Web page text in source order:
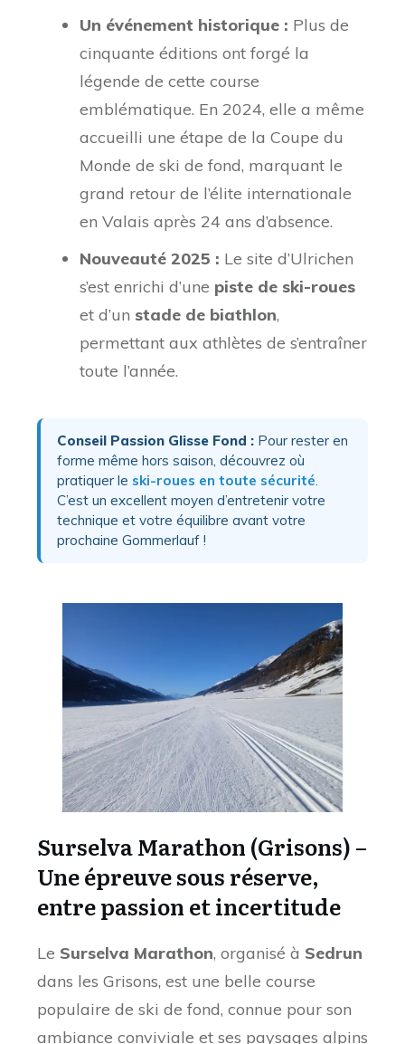
Un événement historique : Plus de
cinquante éditions ont forgé la
légende de cette course
emblématique. En 2024, elle a même
accueilli une étape de la Coupe du
Monde de ski de fond, marquant le
grand retour de l’élite internationale
en Valais après 24 ans d’absence.
Nouveauté 2025 : Le site d’Ulrichen
s’est enrichi d’une piste de ski-roues
et d’un stade de biathlon,
permettant aux athlètes de s’entraîner
toute l’année.
Conseil Passion Glisse Fond : Pour rester en
forme même hors saison, découvrez où
pratiquer le ski-roues en toute sécurité.
C’est un excellent moyen d’entretenir votre
technique et votre équilibre avant votre
prochaine Gommerlauf !
Surselva Marathon (Grisons) –
Une épreuve sous réserve,
entre passion et incertitude
Le Surselva Marathon, organisé à Sedrun
dans les Grisons, est une belle course
populaire de ski de fond, connue pour son
ambiance conviviale et ses paysages alpins